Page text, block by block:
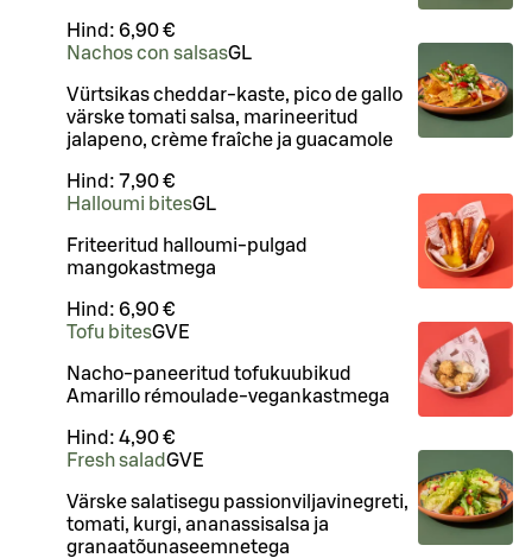
Hind: 6,90 €
Nachos con salsasGL
Vürtsikas cheddar-kaste, pico de gallo
värske tomati salsa, marineeritud
jalapeno, crème fraîche ja guacamole
Hind: 7,90 €
Halloumi bitesGL
Friteeritud halloumi-pulgad
mangokastmega
Hind: 6,90 €
Tofu bitesGVE
Nacho-paneeritud tofukuubikud
Amarillo rémoulade-vegankastmega
Hind: 4,90 €
Fresh saladGVE
Värske salatisegu passionviljavinegreti,
tomati, kurgi, ananassisalsa ja
granaatõunaseemnetega